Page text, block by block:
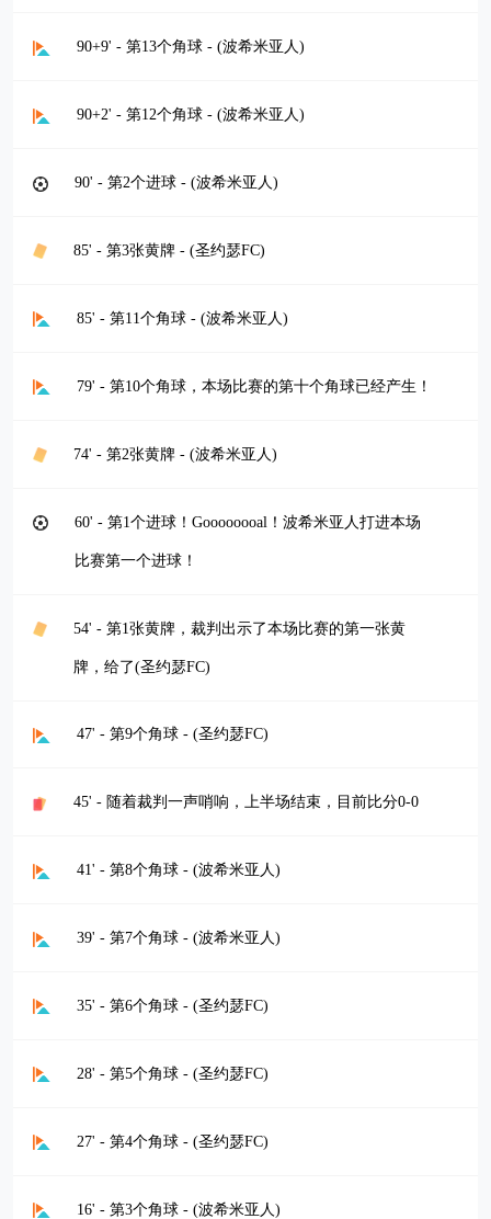
90+9' - 第13个角球 - (波希米亚人)
90+2' - 第12个角球 - (波希米亚人)
90' - 第2个进球 - (波希米亚人)
85' - 第3张黄牌 - (圣约瑟FC)
85' - 第11个角球 - (波希米亚人)
79' - 第10个角球，本场比赛的第十个角球已经产生！
74' - 第2张黄牌 - (波希米亚人)
60' - 第1个进球！Goooooooal！波希米亚人打进本场
比赛第一个进球！
54' - 第1张黄牌，裁判出示了本场比赛的第一张黄
牌，给了(圣约瑟FC)
47' - 第9个角球 - (圣约瑟FC)
45' - 随着裁判一声哨响，上半场结束，目前比分0-0
41' - 第8个角球 - (波希米亚人)
39' - 第7个角球 - (波希米亚人)
35' - 第6个角球 - (圣约瑟FC)
28' - 第5个角球 - (圣约瑟FC)
27' - 第4个角球 - (圣约瑟FC)
16' - 第3个角球 - (波希米亚人)